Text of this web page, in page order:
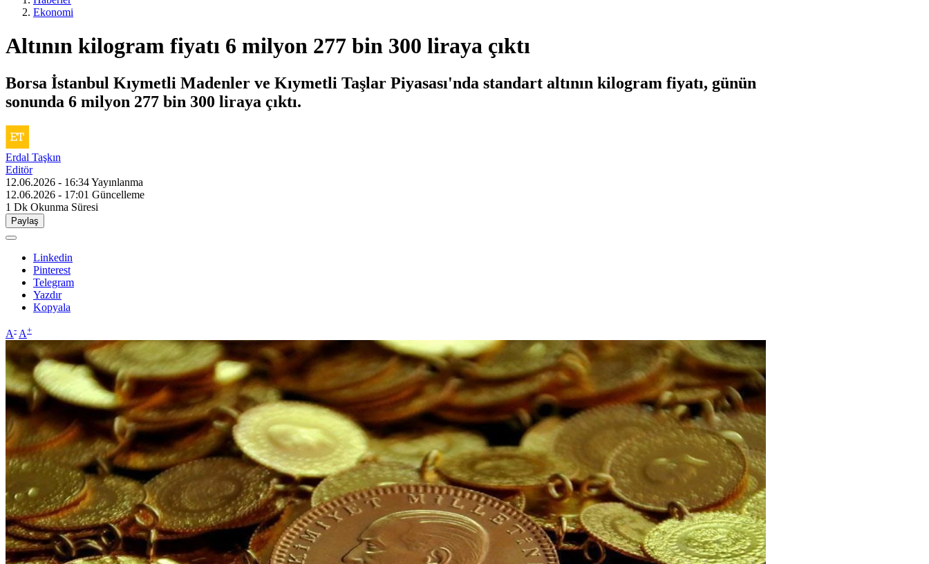
Ekonomi
Altının kilogram fiyatı 6 milyon 277 bin 300 liraya çıktı
Borsa İstanbul Kıymetli Madenler ve Kıymetli Taşlar Piyasası'nda standart altının kilogram fiyatı, günün
sonunda 6 milyon 277 bin 300 liraya çıktı.
Erdal Taşkın
Editör
12.06.2026 - 16:34Yayınlanma
12.06.2026 - 17:01 Güncelleme
1 Dk Okunma Süresi
Paylaş
Linkedin
Pinterest
Telegram
Yazdır
Kopyala
A- A+